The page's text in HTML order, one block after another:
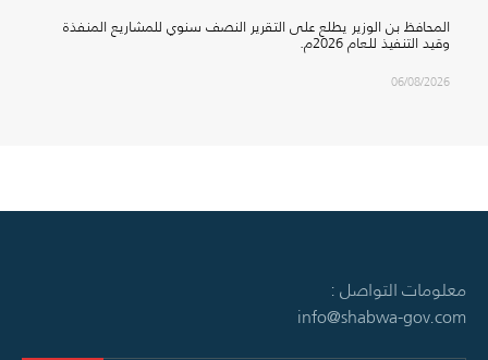
المحافظ بن الوزير يطلع على التقرير النصف سنوي للمشاريع المنفذة
وقيد التنفيذ للعام 2026م.
06/08/2026
معلومات التواصل :
info@shabwa-gov.com